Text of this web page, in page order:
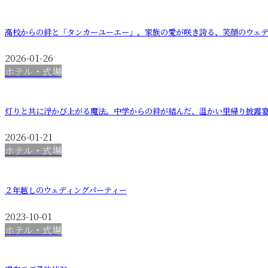
高校からの絆と「タンカーユーエー」。家族の愛が咲き誇る、笑顔のウェ
2026-01-26
ホテル・式場
灯りと共に浮かび上がる魔法。中学からの絆が結んだ、温かい里帰り披露
2026-01-21
ホテル・式場
２年越しのウェディングパーティー
2023-10-01
ホテル・式場